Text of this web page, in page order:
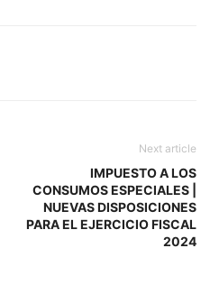
Next article
IMPUESTO A LOS
CONSUMOS ESPECIALES |
NUEVAS DISPOSICIONES
PARA EL EJERCICIO FISCAL
2024